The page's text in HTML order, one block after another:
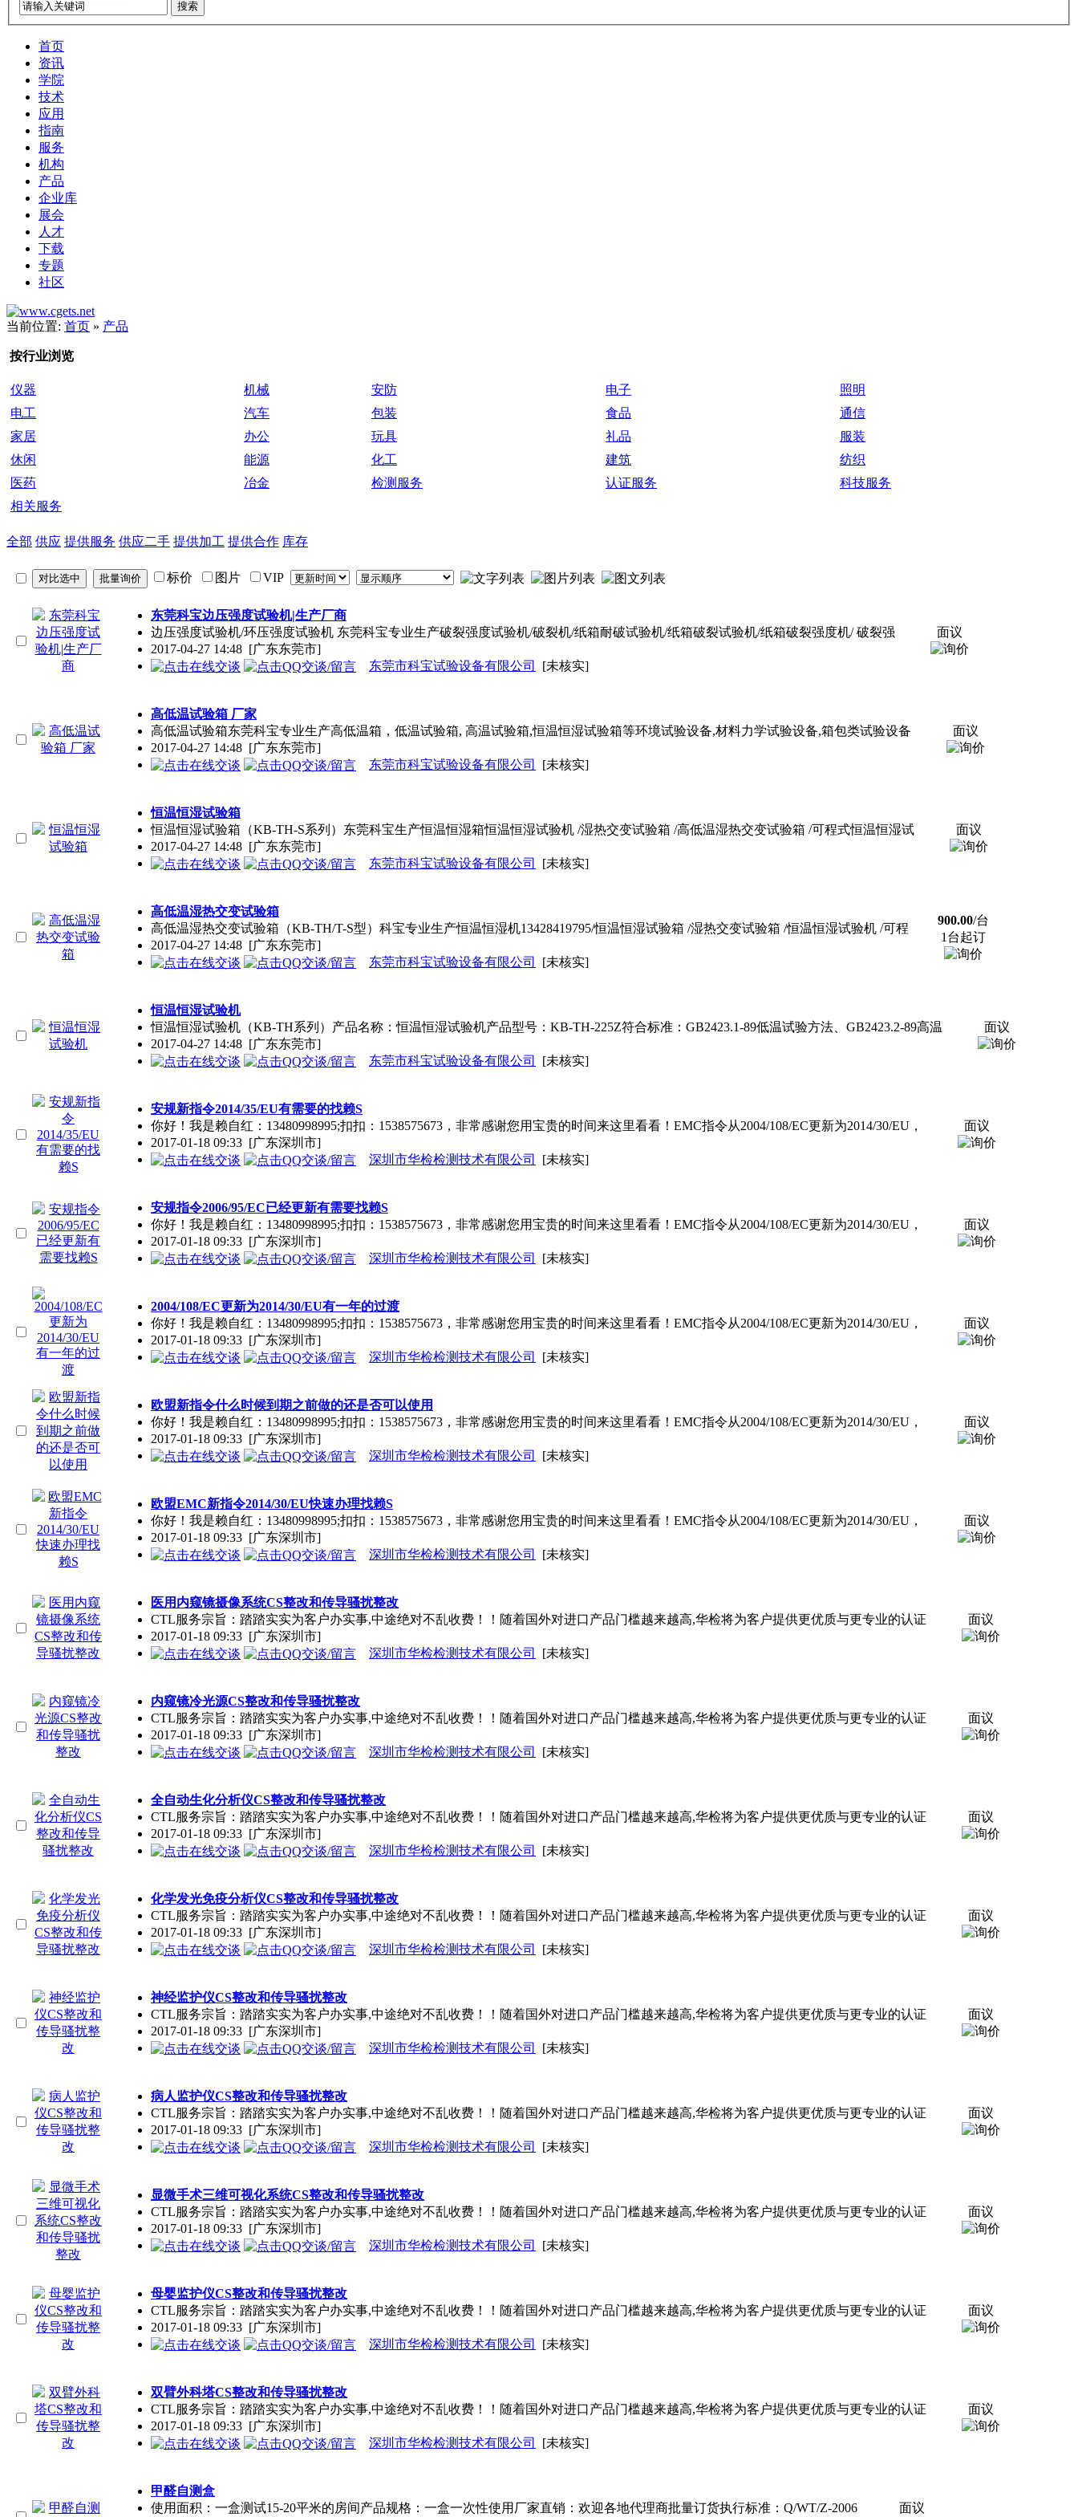
搜索
首页
资讯
学院
技术
应用
指南
服务
机构
产品
企业库
展会
人才
下载
专题
社区
当前位置: 首页 » 产品
按行业浏览
仪器 机械 安防 电子
照明
电工
汽车 包装 食品
通信
家居
办公 玩具 礼品
服装
休闲
能源 化工 建筑
纺织
医药
冶金 检测服务 认证服务
科技服务
相关服务
全部 供应 提供服务 供应二手 提供加工 提供合作 库存
标价 图片 VIP
东莞科宝边压强度试验机|生产厂商
边压强度试验机/环压强度试验机 东莞科宝专业生产破裂强度试验机/破裂机/纸箱耐破试验机/纸箱破裂试验机/纸箱破裂强度机/ 破裂强
2017-04-27 14:48 [广东东莞市]
东莞市科宝试验设备有限公司
[未核实]
面议
高低温试验箱 厂家
高低温试验箱东莞科宝专业生产高低温箱，低温试验箱, 高温试验箱,恒温恒湿试验箱等环境试验设备,材料力学试验设备,箱包类试验设备
2017-04-27 14:48 [广东东莞市]
东莞市科宝试验设备有限公司
[未核实]
面议
恒温恒湿试验箱
恒温恒湿试验箱（KB-TH-S系列）东莞科宝生产恒温恒湿箱恒温恒湿试验机 /湿热交变试验箱 /高低温湿热交变试验箱 /可程式恒温恒湿试
2017-04-27 14:48 [广东东莞市]
东莞市科宝试验设备有限公司
[未核实]
面议
高低温湿热交变试验箱
高低温湿热交变试验箱（KB-TH/T-S型）科宝专业生产恒温恒湿机13428419795/恒温恒湿试验箱 /湿热交变试验箱 /恒温恒湿试验机 /可程
2017-04-27 14:48 [广东东莞市]
东莞市科宝试验设备有限公司
[未核实]
900.00/台
1台起订
恒温恒湿试验机
恒温恒湿试验机（KB-TH系列）产品名称：恒温恒湿试验机产品型号：KB-TH-225Z符合标准：GB2423.1-89低温试验方法、GB2423.2-89高温
2017-04-27 14:48 [广东东莞市]
东莞市科宝试验设备有限公司
[未核实]
面议
安规新指令2014/35/EU有需要的找赖S
你好！我是赖自红：13480998995;扣扣：1538575673，非常感谢您用宝贵的时间来这里看看！EMC指令从2004/108/EC更新为2014/30/EU，
2017-01-18 09:33 [广东深圳市]
深圳市华检检测技术有限公司
[未核实]
面议
安规指令2006/95/EC已经更新有需要找赖S
你好！我是赖自红：13480998995;扣扣：1538575673，非常感谢您用宝贵的时间来这里看看！EMC指令从2004/108/EC更新为2014/30/EU，
2017-01-18 09:33 [广东深圳市]
深圳市华检检测技术有限公司
[未核实]
面议
2004/108/EC更新为2014/30/EU有一年的过渡
你好！我是赖自红：13480998995;扣扣：1538575673，非常感谢您用宝贵的时间来这里看看！EMC指令从2004/108/EC更新为2014/30/EU，
2017-01-18 09:33 [广东深圳市]
深圳市华检检测技术有限公司
[未核实]
面议
欧盟新指令什么时候到期之前做的还是否可以使用
你好！我是赖自红：13480998995;扣扣：1538575673，非常感谢您用宝贵的时间来这里看看！EMC指令从2004/108/EC更新为2014/30/EU，
2017-01-18 09:33 [广东深圳市]
深圳市华检检测技术有限公司
[未核实]
面议
欧盟EMC新指令2014/30/EU快速办理找赖S
你好！我是赖自红：13480998995;扣扣：1538575673，非常感谢您用宝贵的时间来这里看看！EMC指令从2004/108/EC更新为2014/30/EU，
2017-01-18 09:33 [广东深圳市]
深圳市华检检测技术有限公司
[未核实]
面议
医用内窥镜摄像系统CS整改和传导骚扰整改
CTL服务宗旨：踏踏实实为客户办实事,中途绝对不乱收费！！随着国外对进口产品门槛越来越高,华检将为客户提供更优质与更专业的认证
2017-01-18 09:33 [广东深圳市]
深圳市华检检测技术有限公司
[未核实]
面议
内窥镜冷光源CS整改和传导骚扰整改
CTL服务宗旨：踏踏实实为客户办实事,中途绝对不乱收费！！随着国外对进口产品门槛越来越高,华检将为客户提供更优质与更专业的认证
2017-01-18 09:33 [广东深圳市]
深圳市华检检测技术有限公司
[未核实]
面议
全自动生化分析仪CS整改和传导骚扰整改
CTL服务宗旨：踏踏实实为客户办实事,中途绝对不乱收费！！随着国外对进口产品门槛越来越高,华检将为客户提供更优质与更专业的认证
2017-01-18 09:33 [广东深圳市]
深圳市华检检测技术有限公司
[未核实]
面议
化学发光免疫分析仪CS整改和传导骚扰整改
CTL服务宗旨：踏踏实实为客户办实事,中途绝对不乱收费！！随着国外对进口产品门槛越来越高,华检将为客户提供更优质与更专业的认证
2017-01-18 09:33 [广东深圳市]
深圳市华检检测技术有限公司
[未核实]
面议
神经监护仪CS整改和传导骚扰整改
CTL服务宗旨：踏踏实实为客户办实事,中途绝对不乱收费！！随着国外对进口产品门槛越来越高,华检将为客户提供更优质与更专业的认证
2017-01-18 09:33 [广东深圳市]
深圳市华检检测技术有限公司
[未核实]
面议
病人监护仪CS整改和传导骚扰整改
CTL服务宗旨：踏踏实实为客户办实事,中途绝对不乱收费！！随着国外对进口产品门槛越来越高,华检将为客户提供更优质与更专业的认证
2017-01-18 09:33 [广东深圳市]
深圳市华检检测技术有限公司
[未核实]
面议
显微手术三维可视化系统CS整改和传导骚扰整改
CTL服务宗旨：踏踏实实为客户办实事,中途绝对不乱收费！！随着国外对进口产品门槛越来越高,华检将为客户提供更优质与更专业的认证
2017-01-18 09:33 [广东深圳市]
深圳市华检检测技术有限公司
[未核实]
面议
母婴监护仪CS整改和传导骚扰整改
CTL服务宗旨：踏踏实实为客户办实事,中途绝对不乱收费！！随着国外对进口产品门槛越来越高,华检将为客户提供更优质与更专业的认证
2017-01-18 09:33 [广东深圳市]
深圳市华检检测技术有限公司
[未核实]
面议
双臂外科塔CS整改和传导骚扰整改
CTL服务宗旨：踏踏实实为客户办实事,中途绝对不乱收费！！随着国外对进口产品门槛越来越高,华检将为客户提供更优质与更专业的认证
2017-01-18 09:33 [广东深圳市]
深圳市华检检测技术有限公司
[未核实]
面议
甲醛自测盒
使用面积：一盒测试15-20平米的房间产品规格：一盒一次性使用厂家直销：欢迎各地代理商批量订货执行标准：Q/WT/Z-2006
面议